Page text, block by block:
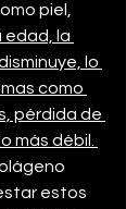
piel,
edad, la
lo
como
pérdida de
más débil.
estos